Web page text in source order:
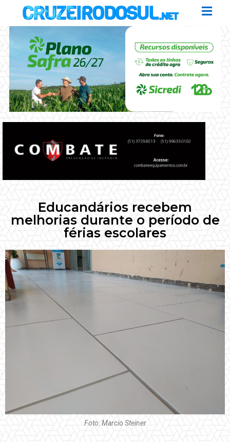
Educandários recebem
melhorias durante o período de
férias escolares
Foto: Marcio Steiner